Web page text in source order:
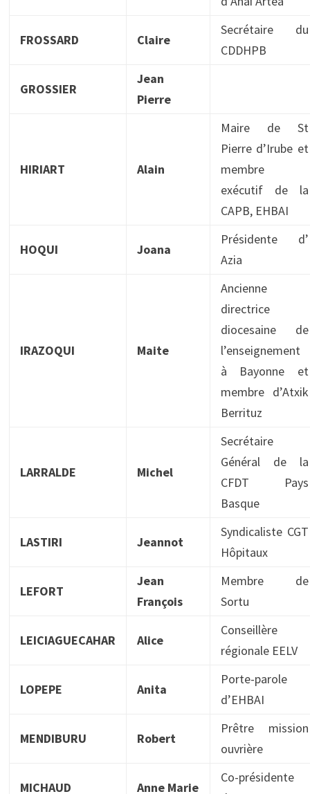
FROSSARD Claire
Secrétaire du
CDDHPB
GROSSIER
Jean
Pierre
HIRIART Alain
Maire de St
Pierre d’Irube et
membre
exécutif de la
CAPB, EHBAI
HOQUI Joana
Présidente d’
Azia
IRAZOQUI Maite
Ancienne
directrice
diocesaine de
l’enseignement
à Bayonne et
membre d’Atxik
Berrituz
LARRALDE Michel
Secrétaire
Général de la
CFDT Pays
Basque
LASTIRI Jeannot
Syndicaliste CGT
Hôpitaux
LEFORT
Jean
François
Membre de
Sortu
LEICIAGUECAHAR Alice
Conseillère
régionale EELV
LOPEPE Anita
Porte-parole
d’EHBAI
MENDIBURU Robert
Prêtre mission
ouvrière
MICHAUD Anne Marie
Co-présidente